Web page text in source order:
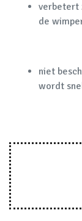
verbetert
de
niet
wordt